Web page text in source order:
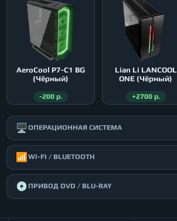
AeroСool P7-C1 BG
(Чёрный)
-200 р.
Lian Li LANCOOL
ONE (Чёрный)
+2700 р.
🖥️ ОПЕРАЦИОННАЯ СИСТЕМА
📶 WI-FI / BLUETOOTH
💿 ПРИВОД DVD / BLU-RAY